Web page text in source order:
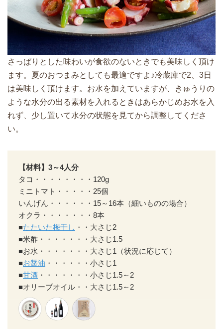
さっぱりとした味わいが食欲のないときでも美味しく頂け
ます。夏のおつまみとしても最適ですよ♪冷蔵庫で2、3日
は美味しく頂けます。お水を加えていますが、きゅうりの
ような水分の出る素材を入れるときはあらかじめお水を入
れず、少し置いて水分の状態を見てから調整してくださ
い。
【材料】3～4人分
タコ・・・・・・・・120g
ミニトマト・・・・・25個
いんげん・・・・・・15～16本（細いものの場合）
オクラ・・・・・・・8本
■たたいた梅干し ・・大さじ2
■米酢・・・・・・・大さじ1.5
■お水・・・・・・・大さじ1（状況に応じて）
■お醤油 ・・・・・・小さじ1
■甘酒 ・・・・・・・小さじ1.5～2
■オリーブオイル・・大さじ1.5～2